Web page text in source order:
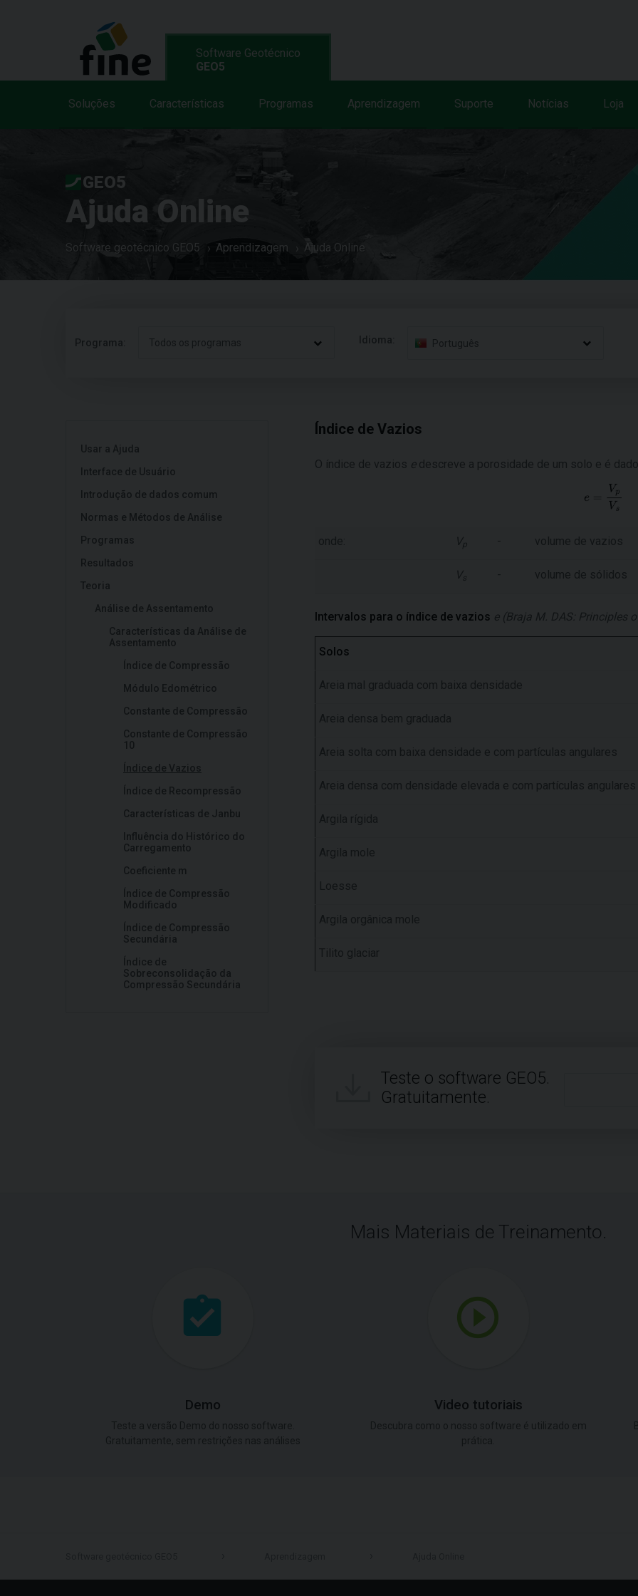
Software Geotécnico
GEO5
Soluções Características Programas Aprendizagem Suporte Notícias Loja
GEO5
Ajuda Online
Software geotécnico GEO5 Aprendizagem Ajuda Online
Programa: Todos os programas Idioma: Português
Usar a Ajuda
Interface de Usuário
Introdução de dados comum
Normas e Métodos de Análise
Programas
Resultados
Teoria
Análise de Assentamento
Características da Análise de
Assentamento
Índice de Compressão
Módulo Edométrico
Constante de Compressão
Constante de Compressão
10
Índice de Vazios
Índice de Recompressão
Características de Janbu
Influência do Histórico do
Carregamento
Coeficiente m
Índice de Compressão
Modificado
Índice de Compressão
Secundária
Índice de
Sobreconsolidação da
Compressão Secundária
Índice de Vazios
O índice de vazios edescreve a porosidade de um solo e é dado
onde: Vp - volume de vazios
Vs - volume de sólidos
Intervalos para o índice de vazios e (Braja M. DAS: Principles
Solos
Areia mal graduada com baixa densidade
Areia densa bem graduada
Areia solta com baixa densidade e com partículas angulares
Areia densa com densidade elevada e com partículas angulares
Argila rígida
Argila mole
Loesse
Argila orgânica mole
Tilito glaciar
Teste o software GEO5.
Gratuitamente.
Mais Materiais de Treinamento.
Demo Video tutoriais